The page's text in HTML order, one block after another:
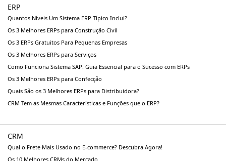
ERP
Quantos Níveis Um Sistema ERP Típico Inclui?
Os 3 Melhores ERPs para Construção Civil
Os 3 ERPs Gratuitos Para Pequenas Empresas
Os 3 Melhores ERPs para Serviços
Como Funciona Sistema SAP: Guia Essencial para o Sucesso com ERPs
Os 3 Melhores ERPs para Confecção
Quais São os 3 Melhores ERPs para Distribuidora?
CRM Tem as Mesmas Características e Funções que o ERP?
CRM
Qual o Frete Mais Usado no E-commerce? Descubra Agora!
Os 10 Melhores CRMs do Mercado